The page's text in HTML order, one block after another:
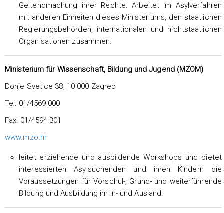
Geltendmachung ihrer Rechte. Arbeitet im Asylverfahren
mit anderen Einheiten dieses Ministeriums, den staatlichen
Regierungsbehörden, internationalen und nichtstaatlichen
Organisationen zusammen.
Ministerium für Wissenschaft, Bildung und Jugend (MZOM)
Donje Svetice 38, 10 000 Zagreb
Tel: 01/4569 000
Fax: 01/4594 301
www.mzo.hr
leitet erziehende und ausbildende Workshops und bietet
interessierten Asylsuchenden und ihren Kindern die
Voraussetzungen für Vorschul-, Grund- und weiterführende
Bildung und Ausbildung im In- und Ausland.